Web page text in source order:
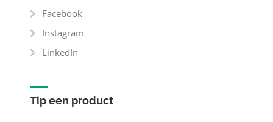
Facebook
Instagram
LinkedIn
Tip een product